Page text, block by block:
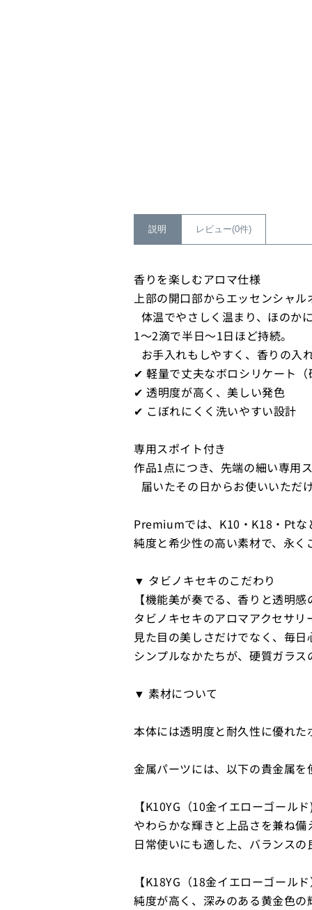
説明 レビュー(0件)
香りを楽しむアロマ仕様
上部の開口部からエッセンシャ
体温でやさしく温まり、ほのか
1～2滴で半日〜1日ほど持続。
お手入れもしやすく、香りの入
✔ 軽量で丈夫なボロシリケート
✔ 透明度が高く、美しい発色
✔ こぼれにくく洗いやすい設計
専用スポイト付き
作品1点につき、先端の細い専用
届いたその日からお使いいただ
Premiumでは、K10・K18・Ptな
純度と希少性の高い素材で、永
▼ タビノキセキのこだわり
【機能美が奏でる、香りと透明
タビノキセキのアロマアクセサ
見た目の美しさだけでなく、毎
シンプルなかたちが、硬質ガラ
▼ 素材について
本体には透明度と耐久性に優れ
金属パーツには、以下の貴金属を
【K10YG（10金イエローゴール
やわらかな輝きと上品さを兼ね
日常使いにも適した、バランスの
【K18YG（18金イエローゴール
純度が高く、深みのある黄金色の